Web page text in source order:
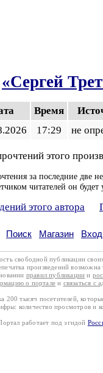
«Сергей
Время
17:29 не
этого
за последние две
читателей он
этого автора
Поиск Магазин
свободной публикации
произведений
правил публикации и
о портале и связаться с
200 тысяч посетителей,
количество просмотров и
работает под эгидой